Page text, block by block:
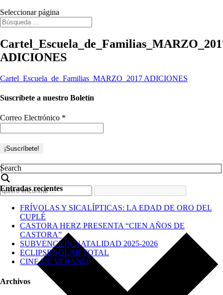
Seleccionar página
ADICIONES
Cartel_Escuela_de_Familias_MARZO_2017 ADICIONES
Suscríbete a nuestro Boletín
Correo Electrónico *
Search
Entradas recientes
FRÍVOLAS Y SICALÍPTICAS: LA EDAD DE ORO DEL
CUPLÉ
CASTORA HERZ PRESENTA “CIEN AÑOS DE
CASTORA”
SUBVENCIÓN NATALIDAD 2025-2026
ECLIPSE SOLAR TOTAL
CINE DE VERANO
Archivos